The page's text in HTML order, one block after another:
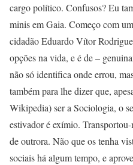
cargo político. Confusos? Eu
minis em Gaia. Começo com
cidadão Eduardo Vítor
opções na vida, e é de –
não só identifica onde errou,
também para lhe dizer que,
Wikipedia) ser a Sociologia, o
estivador é exímio.
de outrora. Não que os tenha
sociais há algum tempo, e